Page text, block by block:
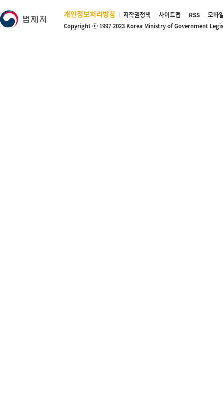
개인정보처리방침 저작권정책 사이트맵 RSS 모바
Copyright ⓒ 1997-2023 Korea Ministry of Government